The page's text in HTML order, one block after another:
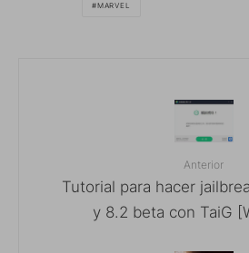
MARVEL
Anterior
Tutorial para hacer
y 8.2 beta con TaiG